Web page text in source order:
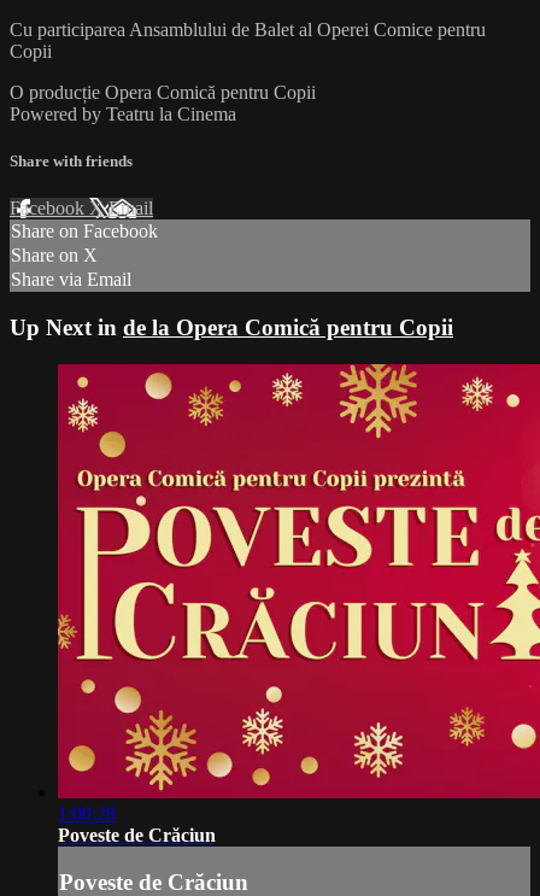
Cu participarea Ansamblului de Balet al Operei Comice pentru
Copii
O producție Opera Comică pentru Copii
Powered by Teatru la Cinema
Share with friends
Facebook XEmail
Share on Facebook
Share on X
Share via Email
Up Next in de la Opera Comică pentru Copii
1:00:28
Poveste de Crăciun
Poveste de Crăciun